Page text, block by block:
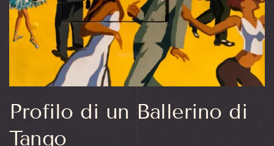
Profilo di un Ballerino di
Tango